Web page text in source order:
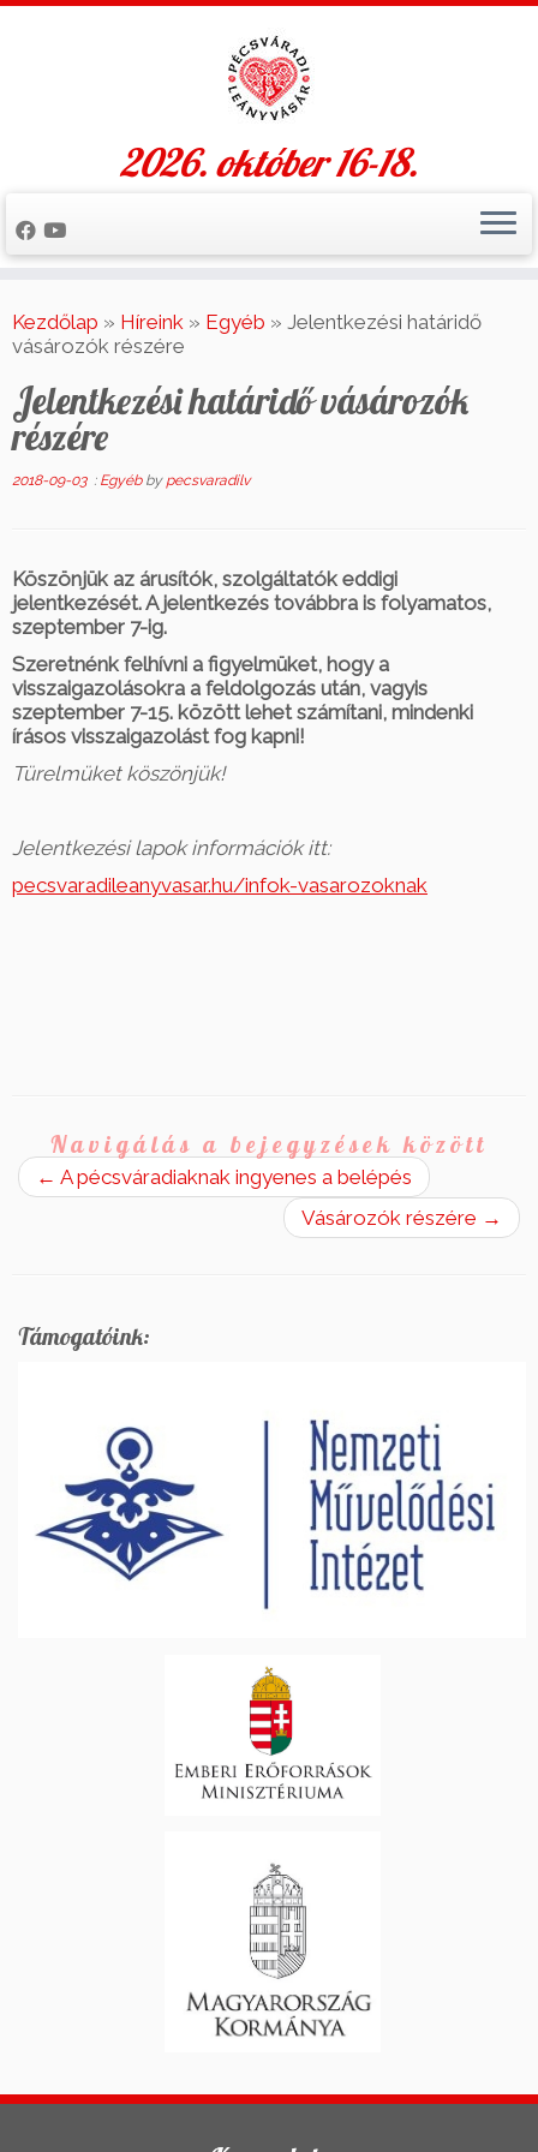
to
content
2026. október 16-18.
Kezdőlap » Híreink » Egyéb » Jelentkezési határidő
vásározók részére
Jelentkezési határidő vásározók
részére
2018-09-03: Egyéb by pecsvaradilv
Köszönjük az árusítók, szolgáltatók eddigi
jelentkezését. A jelentkezés továbbra is folyamatos,
szeptember 7-ig.
Szeretnénk felhívni a figyelmüket, hogy a
visszaigazolásokra a feldolgozás után, vagyis
szeptember 7-15. között lehet számítani, mindenki
írásos visszaigazolást fog kapni!
Türelmüket köszönjük!
Jelentkezési lapok információk itt:
pecsvaradileanyvasar.hu/infok-vasarozoknak
Navigálás a bejegyzések között
← A pécsváradiaknak ingyenes a belépés
Vásározók részére →
Támogatóink: